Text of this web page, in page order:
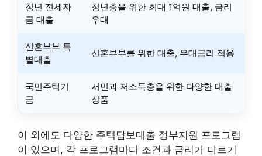
청년 전세자
금 대출
청년층을 위한 최대 1억원 대출, 금리
우대
신혼부부 특
별대출
신혼부부를 위한 대출, 우대금리 적용
국민주택기
금
서민과 저소득층을 위한 다양한 대출
상품
이 외에도 다양한 주택담보대출 정부지원 프로그램
이 있으며, 각 프로그램마다 조건과 금리가 다르기